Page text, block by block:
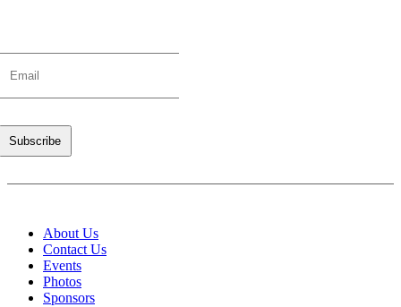
About Us
Contact Us
Events
Photos
Sponsors